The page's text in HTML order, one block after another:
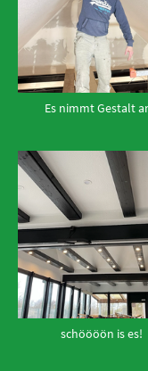
Es nimmt Gestalt
schöööön is es!